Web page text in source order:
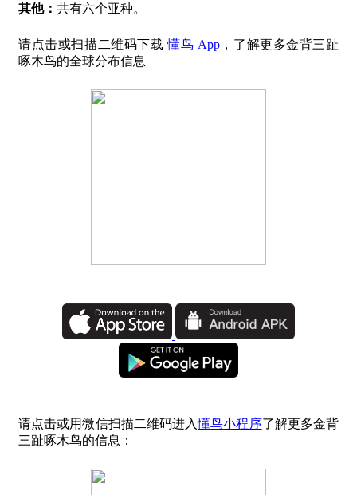
其他： 共有六个亚种。
请点击或扫描二维码下载懂鸟 App，了解更多金背三趾
啄木鸟的全球分布信息
请点击或用微信扫描二维码进入懂鸟小程序了解更多金背
三趾啄木鸟的信息：